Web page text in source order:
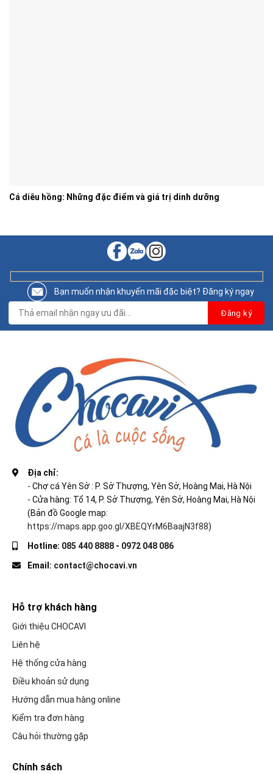
Cá diêu hồng: Những đặc điểm và giá trị dinh dưỡng
Bạn muốn nhận khuyến mãi đặc biệt? Đăng ký ngay
Địa chỉ:
- Chợ cá Yên Sở : P. Sở Thượng, Yên Sở, Hoàng Mai, Hà Nội
- Cửa hàng: Tổ 14, P. Sở Thượng, Yên Sở, Hoàng Mai, Hà Nội
(Bản đồ Google map:
https://maps.app.goo.gl/XBEQYrM6BaajN3f88)
Hotline: 085 440 8888 - 0972 048 086
Email: contact@chocavi.vn
Hỗ trợ khách hàng
Giới thiệu CHOCAVI
Liên hệ
Hệ thống cửa hàng
Điều khoản sử dụng
Hướng dẫn mua hàng online
Kiểm tra đơn hàng
Câu hỏi thường gặp
Chính sách